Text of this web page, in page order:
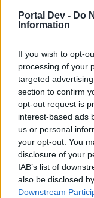
Portal Dev - Do
Information
If you wish to opt-
processing of your
targeted
section to confirm
opt-out request is
interest-based ads
us or personal
your opt-out. You
disclosure of your
IAB’s list of
also be disclosed
Downstream
пеликани
I: жълто​
Гнездо на
пеликани
ІІ:
оранжево​
3​